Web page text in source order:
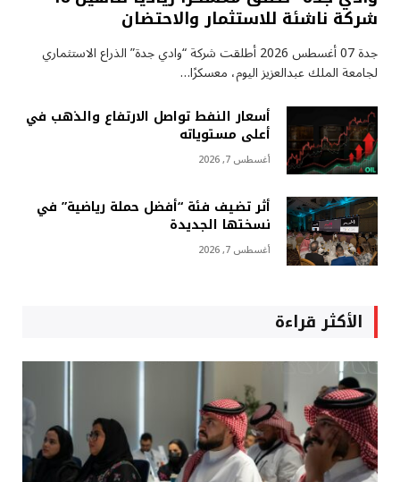
شركة ناشئة للاستثمار والاحتضان
جدة 07 أغسطس 2026 أطلقت شركة “وادي جدة” الذراع الاستثماري
لجامعة الملك عبدالعزيز اليوم، معسكرًا…
أسعار النفط تواصل الارتفاع والذهب في
أعلى مستوياته
أغسطس 7, 2026
أثر تضيف فئة “أفضل حملة رياضية” في
نسختها الجديدة
أغسطس 7, 2026
الأكثر قراءة